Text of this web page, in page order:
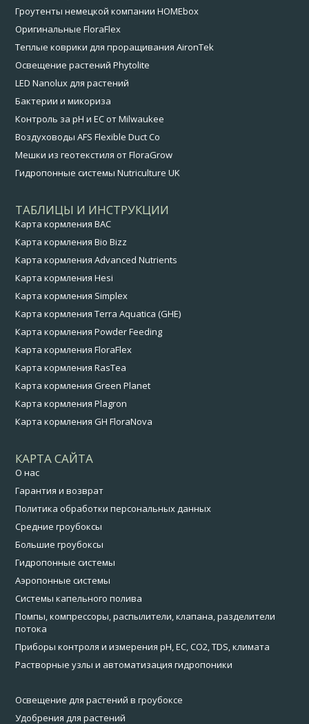
Гроутенты немецкой компании HOMEbox
Оригинальные FloraFlex
Теплые коврики для проращивания AironTek
Освещение растений Phytolite
LED Nanolux для растений
Бактерии и микориза
Контроль за pH и EC от Milwaukee
Воздуховоды AFS Flexible Duct Co
Мешки из геотекстиля от FloraGrow
Гидропонные системы Nutriculture UK
ТАБЛИЦЫ И ИНСТРУКЦИИ
Карта кормления BAC
Карта кормления Bio Bizz
Карта кормления Advanced Nutrients
Карта кормления Hesi
Карта кормления Simplex
Карта кормления Terra Aquatica (GHE)
Карта кормления Powder Feeding
Карта кормления FloraFlex
Карта кормления RasTea
Карта кормления Green Planet
Карта кормления Plagron
Карта кормления GH FloraNova
КАРТА САЙТА
О нас
Гарантия и возврат
Политика обработки персональных данных
Средние гроубоксы
Большие гроубоксы
Гидропонные системы
Аэропонные системы
Системы капельного полива
Помпы, компрессоры, распылители, клапана, разделители
потока
Приборы контроля и измерения pH, EC, CO2, TDS, климата
Растворные узлы и автоматизация гидропоники
Освещение для растений в гроубоксе
Удобрения для растений